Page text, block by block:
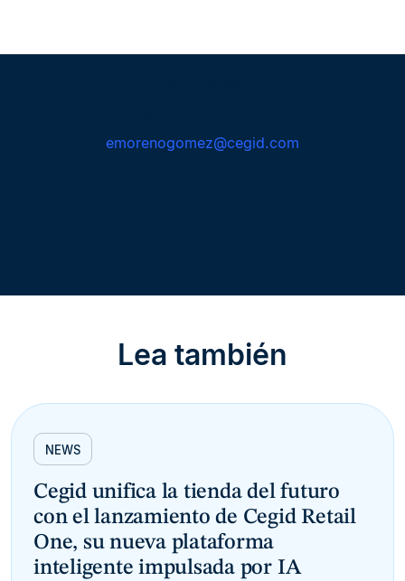
emorenogomez@cegid.com
Lea también
NEWS
Cegid unifica la tienda del futuro
con el lanzamiento de Cegid Retail
One, su nueva plataforma
inteligente impulsada por IA